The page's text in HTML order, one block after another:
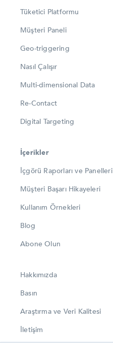
Tüketici Platformu
Müşteri Paneli
Geo-triggering
Nasıl Çalışır
Multi-dimensional Data
Re-Contact
Digital Targeting
İçerikler
İçgörü Raporları ve Panelleri
Müşteri Başarı Hikayeleri
Kullanım Örnekleri
Blog
Abone Olun
Hakkımızda
Basın
Araştırma ve Veri Kalitesi
İletişim